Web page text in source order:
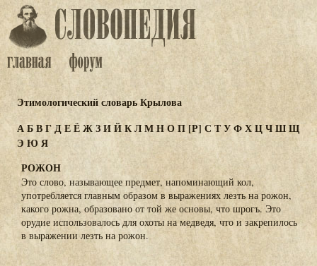
Этимологический словарь Крылова
АБВГДЕЁЖЗИЙКЛМНОП[Р] СТУФХЦЧШЩ
Э Ю Я
РОЖОН
Это слово, называющее предмет, напоминающий кол,
употребляется главным образом в выражениях лезть на рожон,
какого рожна, образовано от той же основы, что шрогъ. Это
орудие использовалось для охоты на медведя, что и закрепилось
в выражении лезть на рожон.